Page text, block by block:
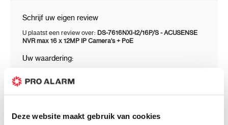
Deze website maakt gebruik van cookies
Ondersteunde harde schijven: 2 x 8 TB SATA
Opnamemodi: Handmatig, alarm,
Cloud P2P, DNS, DDNS, NTP, SADP, NFS, iSCSI,
Schrijf uw eigen review
U plaatst een review over: DS-7616NXI-I2/16P/S - ACUSENSE
NVR max 16 x 12MP IP Camera's + PoE
Uw waardering:
Prijs
Prijs / Kwaliteit
Kwaliteit
Uw naam